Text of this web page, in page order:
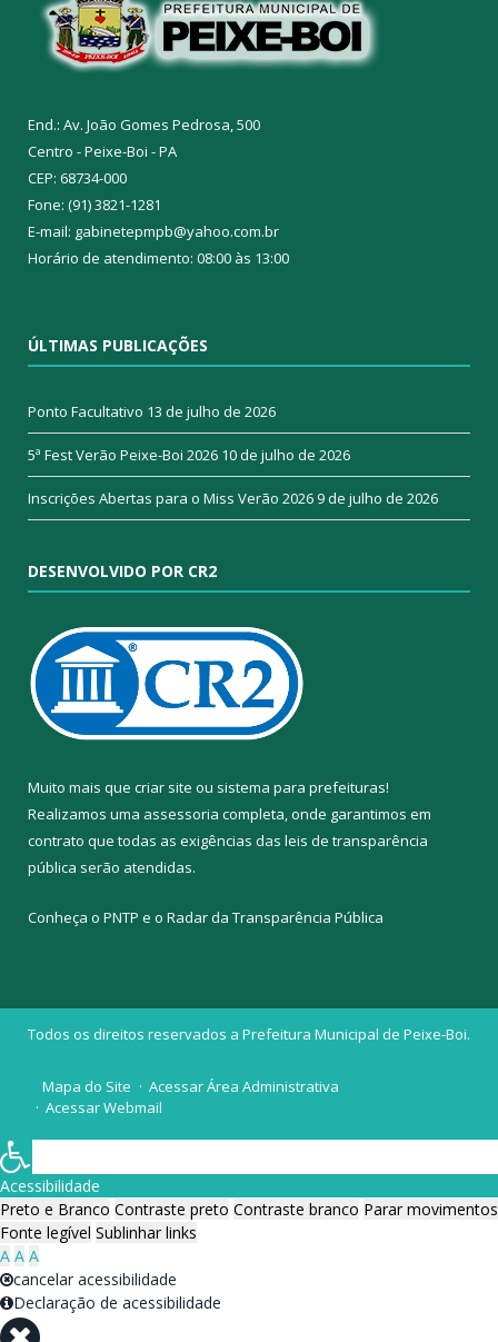
End.: Av. João Gomes Pedrosa, 500
Centro - Peixe-Boi - PA
CEP: 68734-000
Fone: (91) 3821-1281
E-mail: gabinetepmpb@yahoo.com.br
Horário de atendimento: 08:00 às 13:00
ÚLTIMAS PUBLICAÇÕES
Ponto Facultativo 13 de julho de 2026
5ª Fest Verão Peixe-Boi 2026 10 de julho de 2026
Inscrições Abertas para o Miss Verão 20269 de julho de 2026
DESENVOLVIDO POR CR2
Muito mais que criar site ou sistema para prefeituras!
Realizamos uma assessoria completa, onde garantimos em
contrato que todas as exigências das leis de transparência
pública serão atendidas.
Conheça o PNTP e o Radar da Transparência Pública
Todos os direitos reservados a Prefeitura Municipal de Peixe-Boi.
Mapa do Site
Acessar Área Administrativa
Acessar Webmail
Acessibilidade
Preto e Branco Contraste preto Contraste branco Parar movimentos
Fonte legível Sublinhar links
A A A
cancelar acessibilidade
Declaração de acessibilidade